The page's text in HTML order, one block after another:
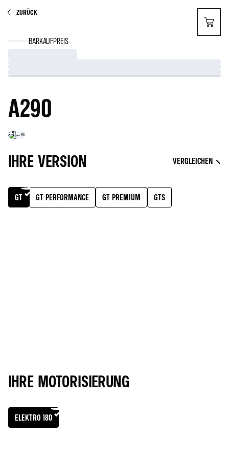
ZURÜCK
BARKAUFPREIS
A290
IHRE VERSION VERGLEICHEN
GT GT PERFORMANCE GT PREMIUM GTS
IHRE MOTORISIERUNG
ELEKTRO 180